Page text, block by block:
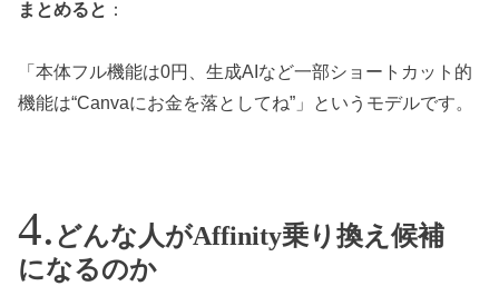
まとめると ：
「本体フル機能は0円、生成AIなど一部ショートカット的
機能は“Canvaにお金を落としてね”」というモデルです。
どんな人がAffinity乗り換え候補
になるのか